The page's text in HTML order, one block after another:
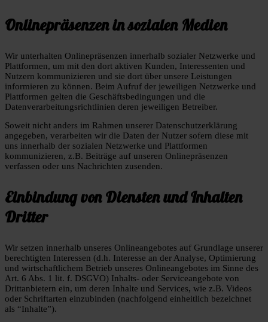
Onlinepräsenzen in sozialen Medien
Wir unterhalten Onlinepräsenzen innerhalb sozialer Netzwerke und
Plattformen, um mit den dort aktiven Kunden, Interessenten und
Nutzern kommunizieren und sie dort über unsere Leistungen
informieren zu können. Beim Aufruf der jeweiligen Netzwerke und
Plattformen gelten die Geschäftsbedingungen und die
Datenverarbeitungsrichtlinien deren jeweiligen Betreiber.
Soweit nicht anders im Rahmen unserer Datenschutzerklärung
angegeben, verarbeiten wir die Daten der Nutzer sofern diese mit
uns innerhalb der sozialen Netzwerke und Plattformen
kommunizieren, z.B. Beiträge auf unseren Onlinepräsenzen
verfassen oder uns Nachrichten zusenden.
Einbindung von Diensten und Inhalten
Dritter
Wir setzen innerhalb unseres Onlineangebotes auf Grundlage unserer
berechtigten Interessen (d.h. Interesse an der Analyse, Optimierung
und wirtschaftlichem Betrieb unseres Onlineangebotes im Sinne des
Art. 6 Abs. 1 lit. f. DSGVO) Inhalts- oder Serviceangebote von
Drittanbietern ein, um deren Inhalte und Services, wie z.B. Videos
oder Schriftarten einzubinden (nachfolgend einheitlich bezeichnet
als “Inhalte”).